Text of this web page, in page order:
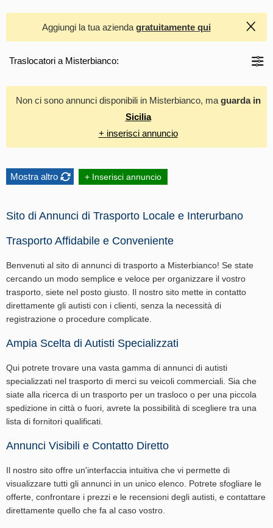
Aggiungi la tua azienda gratuitamente qui
Traslocatori a Misterbianco:
Non ci sono annunci disponibili in Misterbianco, ma guarda in
Sicilia
+ inserisci annuncio
Mostra altro + Inserisci annuncio
Sito di Annunci di Trasporto Locale e Interurbano
Trasporto Affidabile e Conveniente
Benvenuti al sito di annunci di trasporto a Misterbianco! Se state
cercando un modo semplice e veloce per organizzare il vostro
trasporto, siete nel posto giusto. Il nostro sito mette in contatto
direttamente gli autisti con i clienti, senza la necessità di
registrazione o procedure complicate.
Ampia Scelta di Autisti Specializzati
Qui potrete trovare una vasta gamma di annunci di autisti
specializzati nel trasporto di merci su veicoli commerciali. Sia che
siate alla ricerca di un trasporto per un trasloco o per una piccola
spedizione in città o fuori, avrete la possibilità di scegliere tra una
lista di fornitori qualificati.
Annunci Visibili e Contatto Diretto
Il nostro sito offre un'interfaccia intuitiva che vi permette di
visualizzare tutti gli annunci in un unico elenco. Potrete sfogliare le
offerte, confrontare i prezzi e le recensioni degli autisti, e contattare
direttamente quello che fa al caso vostro.